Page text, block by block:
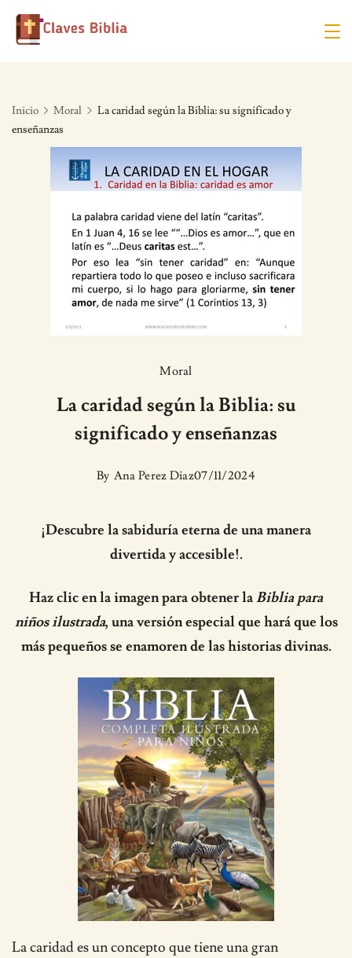
Skip
Inicio Moral
La caridad según la Biblia: su significado y
enseñanzas
Moral
La caridad según la Biblia: su
significado y enseñanzas
By Ana Perez Diaz07/11/2024
¡Descubre la sabiduría eterna de una manera
divertida y accesible!.
Haz clic en la imagen para obtener laBiblia para
niños ilustrada, una versión especial que hará que los
más pequeños se enamoren de las historias divinas.
La caridad es un concepto que tiene una gran